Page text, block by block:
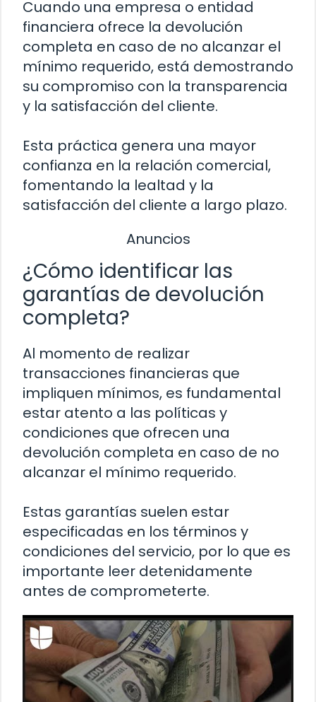
Cuando una empresa o entidad
financiera ofrece la devolución
completa en caso de no alcanzar el
mínimo requerido, está demostrando
su compromiso con la transparencia
y la satisfacción del cliente.
Esta práctica genera una mayor
confianza en la relación comercial,
fomentando la lealtad y la
satisfacción del cliente a largo plazo.
Anuncios
¿Cómo identificar las
garantías de devolución
completa?
Al momento de realizar
transacciones financieras que
impliquen mínimos, es fundamental
estar atento a las políticas y
condiciones que ofrecen una
devolución completa en caso de no
alcanzar el mínimo requerido.
Estas garantías suelen estar
especificadas en los términos y
condiciones del servicio, por lo que es
importante leer detenidamente
antes de comprometerte.